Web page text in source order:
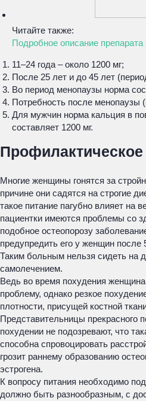
Читайте также:
Подробное описание
11–24 года – около 1200 мг;
После 25 лет и до 45 лет
Во период менопаузы норма
Потребность после менопаузы
Для мужчин норма кальция в
составляет 1200 мг.
Многие женщины гонятся за
причине они садятся на строгие
такое питание пагубно влияет на
пациентки имеются проблемы со
подобное остеопорозу
предупредить его у женщин после
Таким больным нельзя сидеть на
самолечением.
Ведь во время похудения
проблему, однако резкое
плотности, присущей костной
Представительницы прекрасного
похудении не подозревают, что
способна спровоцировать
грозит раннему образованию
эстрогена.
К вопросу питания необходимо
должно быть разнообразным, с